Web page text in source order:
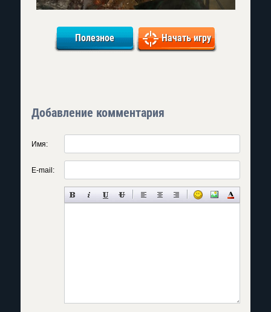
Полезное Начать игру
Добавление комментария
Имя:
E-mail: